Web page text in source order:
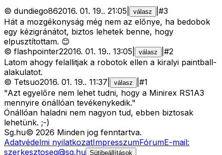
© dundiego862016. 01. 19.. 21:05 válasz #3
Hát a mozgékonyság még nem az előnye, ha bedobok
egy kézigránátot, biztos lehetek benne, hogy
elpusztítottam. 😊
© flashpointer22016. 01. 19.. 13:05 válasz #2
Latom ahogy felallitjak a robotok ellen a kiralyi paintball-
alakulatot.
© Tetsuo2016. 01. 19.. 11:37 válasz #1
"Azt egyelőre nem lehet tudni, hogy a Minirex RS1A3
mennyire önállóan tevékenykedik."
Önállóan haladni nem nagyon tud, ebben biztosak
lehetünk. ;-)
Sg.hu© 2026 Minden jog fenntartva.
Adatvédelmi nyilatkozatImpresszumFórumE-mail:
szerkesztoseg@sg.hu Sütibeállítások